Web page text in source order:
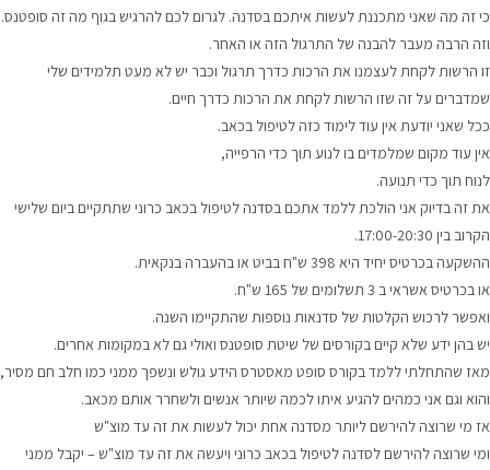
כי זה מה שאני מתכננת לעשות איתכם בסדנה. לגרום לכם להרגיש בגוף מה זה סופטנס.
וזה הרבה מעבר להבנה של התרגול הזה או האחר.
זו הרשות לקחת לעצמנו את הרכות כדרך תרגול וכבר יש לא מעט תלמידים שלי
שמדברים על זה שזו הרשות לקחת את הרכות כדרך חיים.
ככל שאני יודעת אין עוד לימוד כזה לטיפול בכאב.
אין עוד מקום שמלמדים בו לנוע תוך כדי הרפייה,
לנוח תוך כדי תנועה.
את זה בדיוק אני הולכת ללמד אתכם בסדנה לטיפול בכאב כרוני שתתקיים ביום שלישי
הקרוב בין 17:00-20:30.
ההשקעה בכרטיס יחיד היא 398 ש"ח בביט או בהעברה בנקאית.
או בכרטיס אשראי ב 3 תשלומים של 165 ש"ח.
ואפשר לרכוש הקלטות של סדנאות נוספות שהתקיימו השנה.
יש בהן ידע שלא קיים בקורסים של שיטת סופטנס ואולי גם לא במקומות אחרים.
מאז שהתחלתי ללמד בקורס סופט מאסטרס הידע גולש ונשפך ממני כמו חלב חם מסיר,
והוא וגם אני כמהים להגיע איתו לכמה שיותר אנשים ולשחרר אותם מכאב.
אז מי שרוצה להירשם ליותר מסדנה אחת יכול לעשות את זה עד מוצ"ש
ומי שרוצה להירשם לסדנה לטיפול בכאב כרוני ויעשה את זה עד מוצ"ש – יקבל ממני